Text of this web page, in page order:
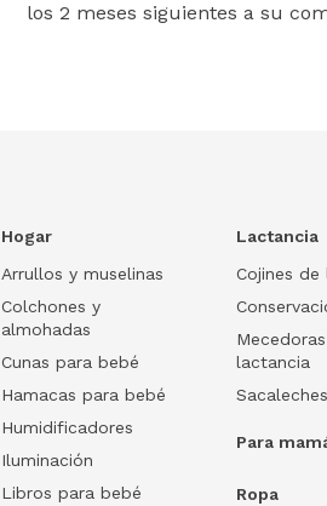
los 2 meses siguientes a su
Hogar
Arrullos y muselinas
Colchones y
almohadas
Cunas para bebé
Hamacas para bebé
Humidificadores
Iluminación
Libros para bebé
Lactancia
Cojines
lactancia
Sacaleches
Para
Ropa